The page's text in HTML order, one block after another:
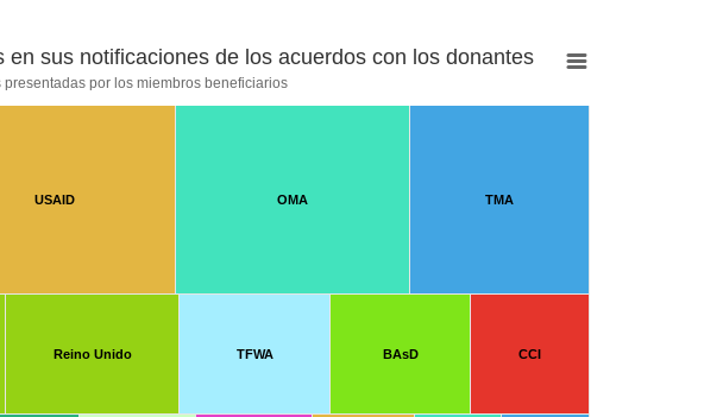
sus notificaciones de los acuerdos con los donantes
por los miembros beneficiarios
USAID OMA TMA
Reino Unido TFWA BAsD
CCI